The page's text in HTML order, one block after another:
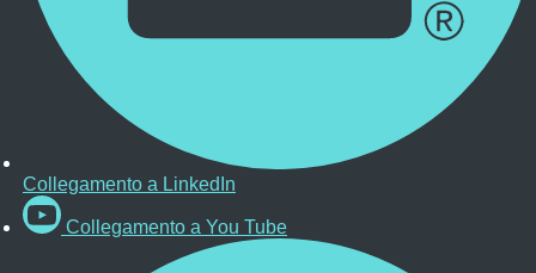
Collegamento a LinkedIn
Collegamento a You Tube